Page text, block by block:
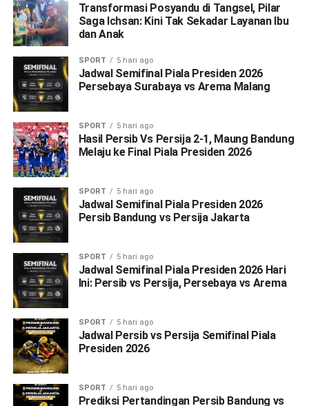
Transformasi Posyandu di Tangsel, Pilar
Saga Ichsan: Kini Tak Sekadar Layanan Ibu
dan Anak
SPORT 5 hari ago
Jadwal Semifinal Piala Presiden 2026
Persebaya Surabaya vs Arema Malang
SPORT 5 hari ago
Hasil Persib Vs Persija 2-1, Maung Bandung
Melaju ke Final Piala Presiden 2026
SPORT 5 hari ago
Jadwal Semifinal Piala Presiden 2026
Persib Bandung vs Persija Jakarta
SPORT 5 hari ago
Jadwal Semifinal Piala Presiden 2026 Hari
Ini: Persib vs Persija, Persebaya vs Arema
SPORT 5 hari ago
Jadwal Persib vs Persija Semifinal Piala
Presiden 2026
SPORT 5 hari ago
Prediksi Pertandingan Persib Bandung vs